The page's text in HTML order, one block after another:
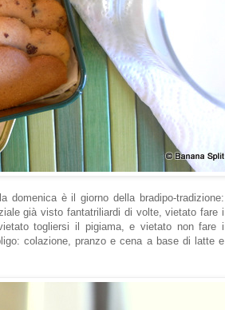
è il giorno della bradipo-tradizione:
già visto fantatriliardi di volte, vietato fare i
togliersi il pigiama, e vietato non fare i
colazione, pranzo e cena a base di latte e